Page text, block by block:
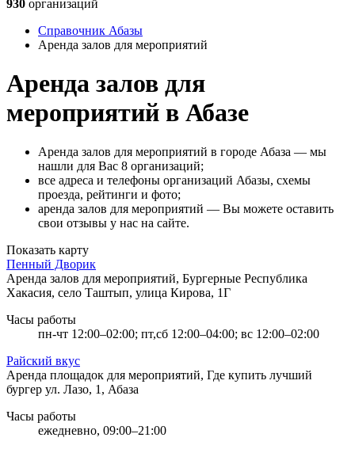
930 организаций
Справочник Абазы
Аренда залов для мероприятий
Аренда залов для
мероприятий в Абазе
Аренда залов для мероприятий в городе Абаза — мы
нашли для Вас 8 организаций;
все адреса и телефоны организаций Абазы, схемы
проезда, рейтинги и фото;
аренда залов для мероприятий — Вы можете оставить
свои отзывы у нас на сайте.
Показать карту
Пенный Дворик
Аренда залов для мероприятий, Бургерные Республика
Хакасия, село Таштып, улица Кирова, 1Г
Часы работы
пн-чт 12:00–02:00; пт,сб 12:00–04:00; вс 12:00–02:00
Райский вкус
Аренда площадок для мероприятий, Где купить лучший
бургер ул. Лазо, 1, Абаза
Часы работы
ежедневно, 09:00–21:00